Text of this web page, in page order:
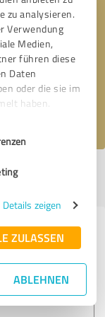
zu analysieren.
Verwendung
Medien,
führen diese
Daten
oder die sie im
haben.
Details zeigen
ZULASSEN
ABLEHNEN
Angaben
zu.
07.08.2026